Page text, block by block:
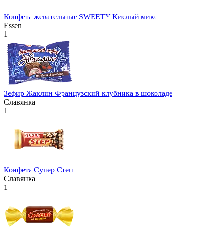
Конфета жевательные SWEETY Кислый микс
Essen
1
Зефир Жаклин Французский клубника в шоколаде
Славянка
1
Конфета Супер Степ
Славянка
1